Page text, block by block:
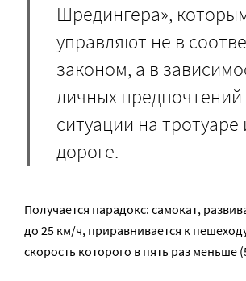
Шредингера»,
управляют не в
законом, а в
личных предпочтений
ситуации на тротуаре
дороге.
Получается парадокс: самокат,
до 25 км/ч, приравнивается к
скорость которого в пять раз меньше